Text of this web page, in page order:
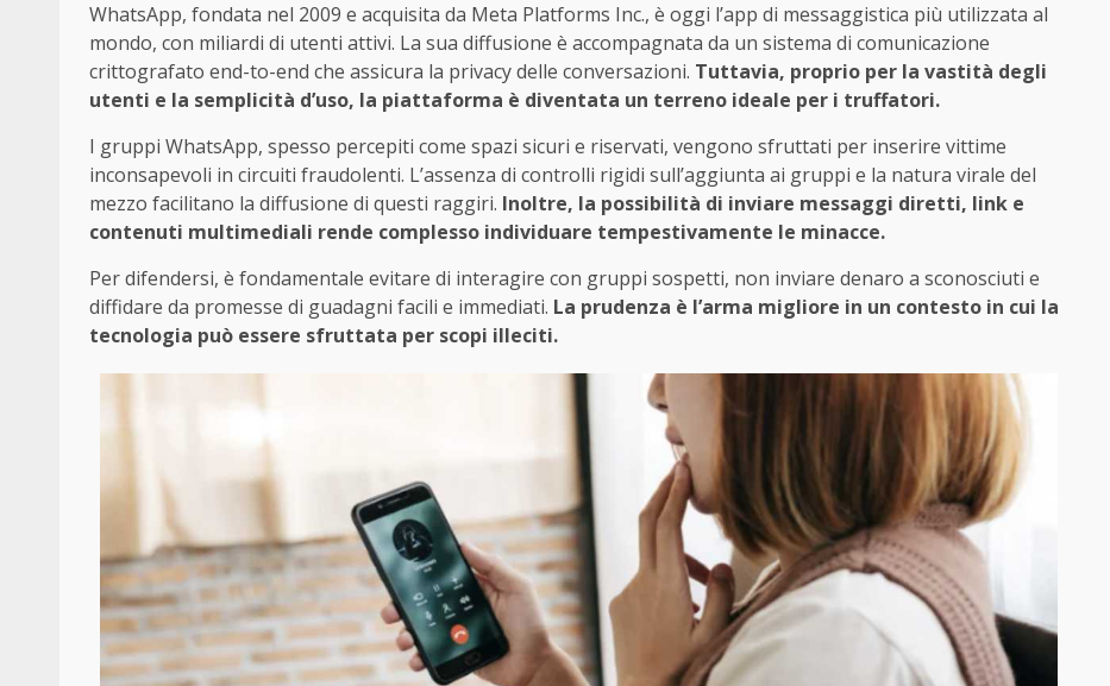
WhatsApp, fondata nel 2009 e acquisita da Meta Platforms Inc., è oggi l’app di messaggistica più utilizzata al
mondo, con miliardi di utenti attivi. La sua diffusione è accompagnata da un sistema di comunicazione
crittografato end-to-end che assicura la privacy delle conversazioni. Tuttavia, proprio per la vastità degli
utenti e la semplicità d’uso, la piattaforma è diventata un terreno ideale per i truffatori.
I gruppi WhatsApp, spesso percepiti come spazi sicuri e riservati, vengono sfruttati per inserire vittime
inconsapevoli in circuiti fraudolenti. L’assenza di controlli rigidi sull’aggiunta ai gruppi e la natura virale del
mezzo facilitano la diffusione di questi raggiri. Inoltre, la possibilità di inviare messaggi diretti, link e
contenuti multimediali rende complesso individuare tempestivamente le minacce.
Per difendersi, è fondamentale evitare di interagire con gruppi sospetti, non inviare denaro a sconosciuti e
diffidare da promesse di guadagni facili e immediati. La prudenza è l’arma migliore in un contesto in cui la
tecnologia può essere sfruttata per scopi illeciti.